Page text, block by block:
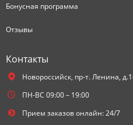
Бонусная программа
Отзывы
Контакты
Новороссийск, пр-т. Ленина,
ПН-ВС 09:00 – 19:00
Прием заказов онлайн: 24/7